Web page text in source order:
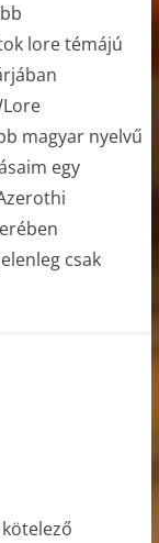
lore témájú
magyar nyelvű
egy
csak